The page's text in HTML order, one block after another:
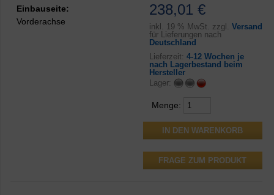
238,01 €
inkl. 19 % MwSt. zzgl. Versand
für Lieferungen nach
Deutschland
Lieferzeit: 4-12 Wochen je
nach Lagerbestand beim
Hersteller
Lager:
Menge:
FRAGE ZUM PRODUKT
Einbauseite:
Vorderachse